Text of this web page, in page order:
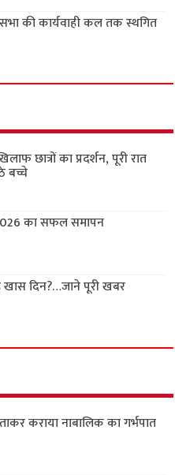
की कार्यवाही कल तक स्थगित
छात्रों का प्रदर्शन, पूरी रात
बच्चे
का सफल समापन
खास दिन?…जाने पूरी खबर
कराया नाबालिक का गर्भपात